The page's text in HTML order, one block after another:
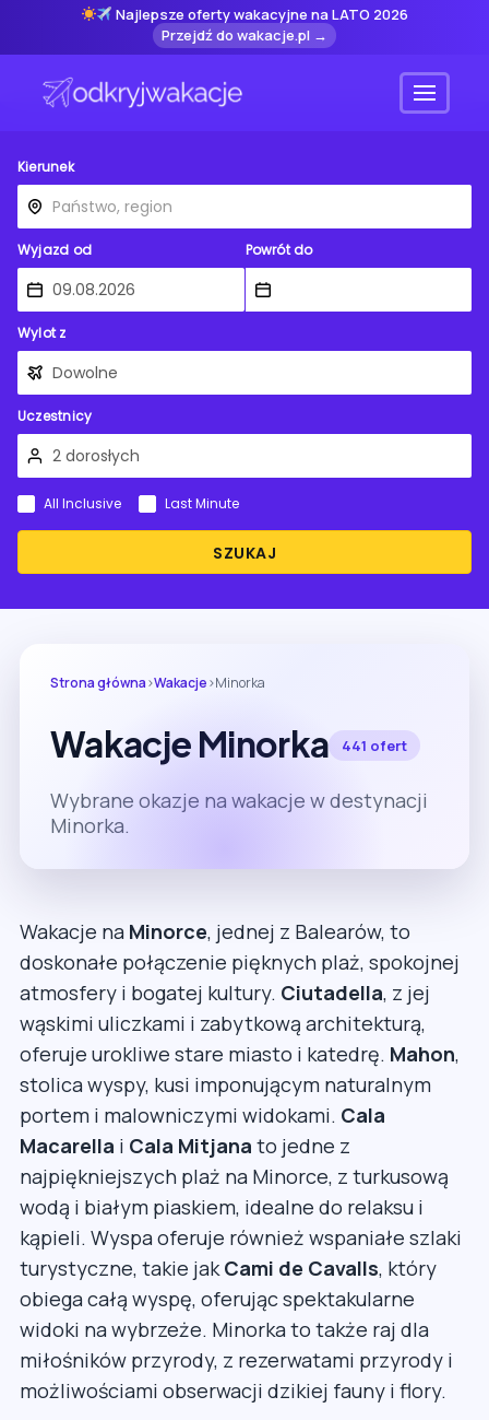
Najlepsze oferty wakacyjne na LATO 2026
Przejdź do wakacje.pl →
Menu
Kierunek
Wyjazd od Powrót do
Wylot z
Uczestnicy
SZUKAJ
All Inclusive Last Minute
Strona główna›Wakacje›Minorka
Wakacje Minorka 441 ofert
Wybrane okazje na wakacje w destynacji
Minorka.
Wakacje na Minorce, jednej z Balearów, to
doskonałe połączenie pięknych plaż, spokojnej
atmosfery i bogatej kultury. Ciutadella, z jej
wąskimi uliczkami i zabytkową architekturą,
oferuje urokliwe stare miasto i katedrę. Mahon,
stolica wyspy, kusi imponującym naturalnym
portem i malowniczymi widokami. Cala
Macarella i Cala Mitjana to jedne z
najpiękniejszych plaż na Minorce, z turkusową
wodą i białym piaskiem, idealne do relaksu i
kąpieli. Wyspa oferuje również wspaniałe szlaki
turystyczne, takie jakCami de Cavalls, który
obiega całą wyspę, oferując spektakularne
widoki na wybrzeże. Minorka to także raj dla
miłośników przyrody, z rezerwatami przyrody i
możliwościami obserwacji dzikiej fauny i flory.